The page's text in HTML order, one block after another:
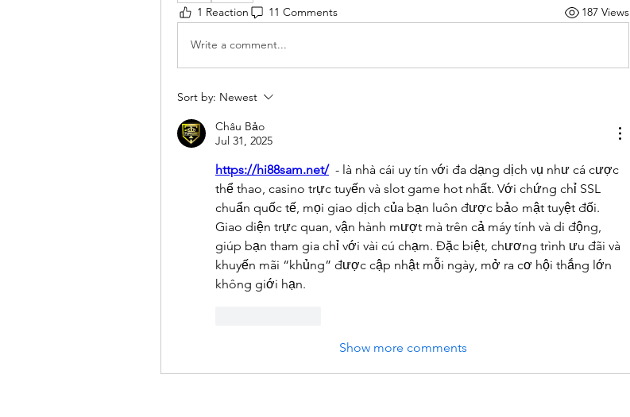
1 Reaction 11 Comments 187 Views
Write a comment...
Sort by: Newest
Châu Bảo
Jul 31, 2025
https://hi88sam.net/ - là nhà cái uy tín với đa dạng dịch vụ như cá cược
thể thao, casino trực tuyến và slot game hot nhất. Với chứng chỉ SSL
chuẩn quốc tế, mọi giao dịch của bạn luôn được bảo mật tuyệt đối.
Giao diện trực quan, vận hành mượt mà trên cả máy tính và di động,
giúp bạn tham gia chỉ với vài cú chạm. Đặc biệt, chương trình ưu đãi và
khuyến mãi “khủng” được cập nhật mỗi ngày, mở ra cơ hội thắng lớn
không giới hạn.
Show more comments